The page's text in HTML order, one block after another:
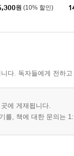
원 (10% 할인)
다. 독자들에게 전하
에 게재됩니다.
를, 책에 대한 문의는